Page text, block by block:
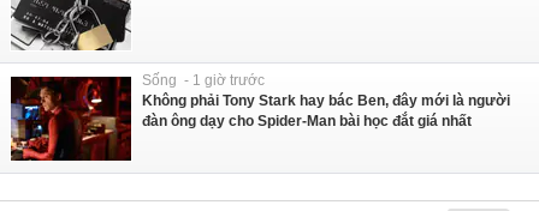
Sống - 1 giờ trước
Không phải Tony Stark hay bác Ben, đây mới là người
đàn ông dạy cho Spider-Man bài học đắt giá nhất